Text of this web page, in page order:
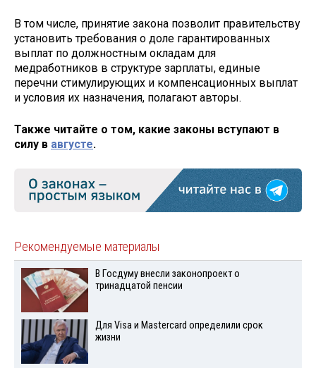
В том числе, принятие закона позволит правительству
установить требования о доле гарантированных
выплат по должностным окладам для
медработников в структуре зарплаты, единые
перечни стимулирующих и компенсационных выплат
и условия их назначения, полагают авторы.
Также читайте о том, какие законы вступают в
силу в августе.
Рекомендуемые материалы
В Госдуму внесли законопроект о
тринадцатой пенсии
Для Visа и Mastercard определили срок
жизни